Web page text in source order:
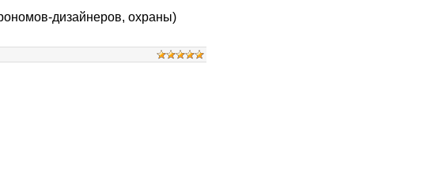
дизайнеров, охраны)